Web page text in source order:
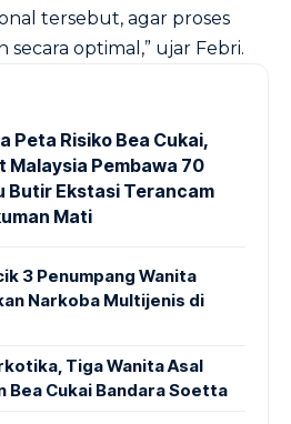
tersebut, agar proses
optimal,” ujar Febri.
Peta Risiko Bea Cukai,
Malaysia Pembawa 70
Butir Ekstasi Terancam
Mati
3 Penumpang Wanita
Narkoba Multijenis di
Tiga Wanita Asal
Bea Cukai Bandara Soetta